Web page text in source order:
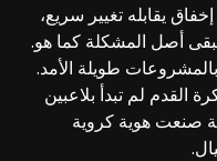
يقابله تغيير سريع،
أصل المشكلة كما هو.
بالمشروعات طويلة الأمد.
القدم لم تبدأ بلاعبين
صنعت هوية كروية